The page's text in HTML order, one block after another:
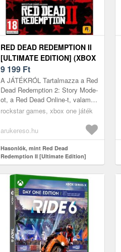
RED DEAD REDEMPTION II
[ULTIMATE EDITION] (XBOX
ONE)
9 199 Ft
A JÁTÉKRÓL Tartalmazza a Red
Dead Redemption 2: Story Mode-
ot, a Red Dead Online-t, valamint
a Special és Ultimate Edition
rockstar games, xbox one játék
arukereso.hu
Hasonlók, mint Red Dead
Redemption II [Ultimate Edition]
(Xbox One)